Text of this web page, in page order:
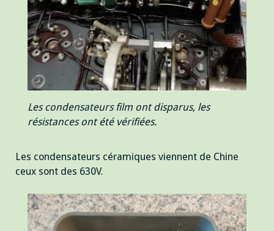
Les condensateurs film ont disparus, les
résistances ont été vérifiées.
Les condensateurs céramiques viennent de Chine
ceux sont des 630V.